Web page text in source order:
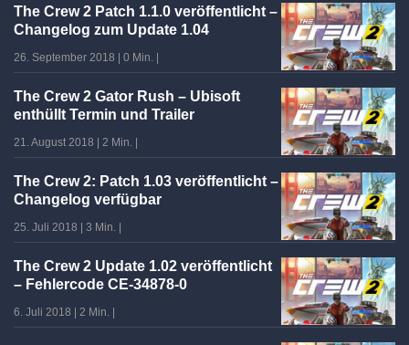
The Crew 2 Patch 1.1.0 veröffentlicht –
Changelog zum Update 1.04
26. September 2018 0 Min.
The Crew 2 Gator Rush – Ubisoft
enthüllt Termin und Trailer
21. August 2018 2 Min.
The Crew 2: Patch 1.03 veröffentlicht –
Changelog verfügbar
25. Juli 2018 3 Min.
The Crew 2 Update 1.02 veröffentlicht
– Fehlercode CE-34878-0
6. Juli 2018 2 Min.